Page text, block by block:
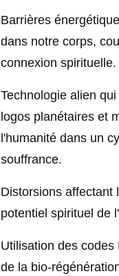
Barrières
dans notre corps,
connexion spirituelle.
Technologie alien
logos planétaires et
l'humanité dans un
souffrance.
Distorsions affectant
potentiel spirituel de
Utilisation des codes
de la bio-